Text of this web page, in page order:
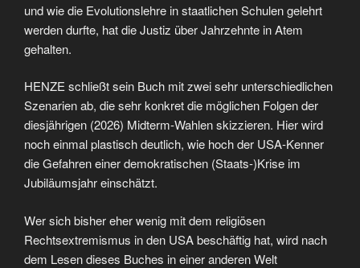
und wie die Evolutionslehre in staatlichen Schulen gelehrt
werden durfte, hat die Justiz über Jahrzehnte in Atem
gehalten.
HENZE schließt sein Buch mit zwei sehr unterschiedlichen
Szenarien ab, die sehr konkret die möglichen Folgen der
diesjährigen (2026) Midterm-Wahlen skizzieren. Hier wird
noch einmal plastisch deutlich, wie hoch der USA-Kenner
die Gefahren einer demokratischen (Staats-)Krise im
Jubiläumsjahr einschätzt.
Wer sich bisher eher wenig mit dem religiösen
Rechtsextremismus in den USA beschäftig hat, wird nach
dem Lesen dieses Buches in einer anderen Welt